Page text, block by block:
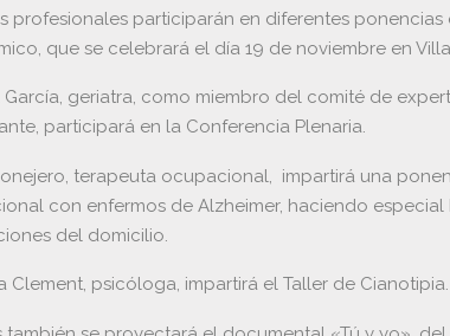
profesionales participarán en diferentes ponencias
que se celebrará el día 19 de noviembre en
García, geriatra, como miembro del comité de
participará en la Conferencia Plenaria.
terapeuta ocupacional, impartirá una
con enfermos de Alzheimer, haciendo especial
del domicilio.
Clement, psicóloga, impartirá el Taller de Cianotipia.